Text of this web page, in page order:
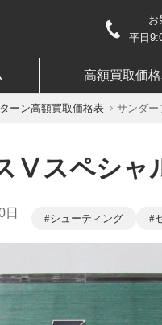
お
平日
高額買取価
ーン高額買取価格表 サンダ
Ⅴスペシャ
日 シューティング